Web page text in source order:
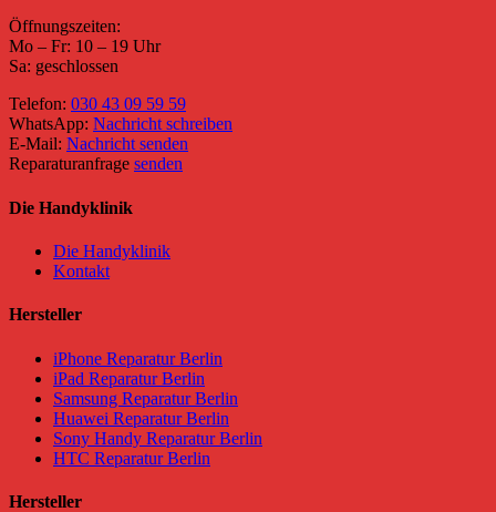
Öffnungszeiten:
Mo – Fr: 10 – 19 Uhr
Sa: geschlossen
Telefon: 030 43 09 59 59
WhatsApp: Nachricht schreiben
E-Mail: Nachricht senden
Reparaturanfrage senden
Die Handyklinik
Die Handyklinik
Kontakt
Hersteller
iPhone Reparatur Berlin
iPad Reparatur Berlin
Samsung Reparatur Berlin
Huawei Reparatur Berlin
Sony Handy Reparatur Berlin
HTC Reparatur Berlin
Hersteller